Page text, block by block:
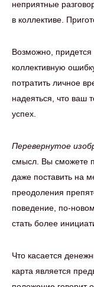
неприятные
в коллективе.
Возможно, придется
коллективную
потратить личное
надеяться, что ваш
успех.
Перевернутое
смысл. Вы сможете
даже поставить на
преодоления
поведение, по-
стать более
Что касается
карта является